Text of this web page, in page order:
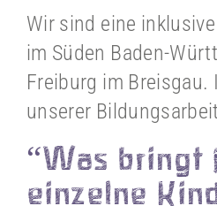
Wir sind eine
im Süden Baden-
Freiburg im
unserer
“Was bringt
einzelne